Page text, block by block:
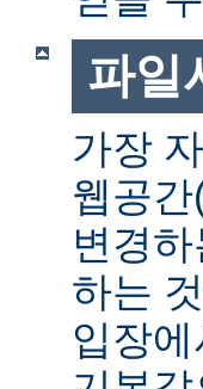
파일
가장
웹공
변경
하는
입장